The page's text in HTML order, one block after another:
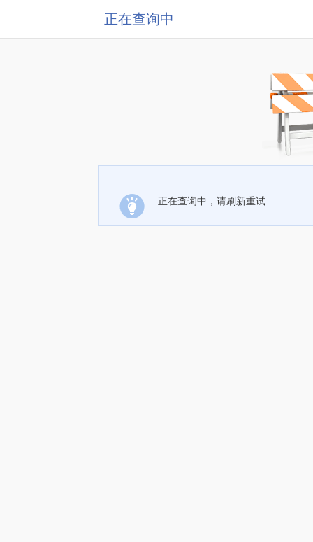
正在查询中
正在查询中，请刷新重试